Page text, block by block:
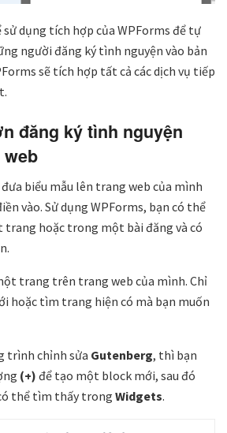
sử dụng tích hợp của WPForms để tự
người đăng ký tình nguyện vào bản
sẽ tích hợp tất cả các dịch vụ tiếp
đăng ký tình nguyện
đưa biểu mẫu lên trang web của mình
vào. Sử dụng WPForms, bạn có thể
trang hoặc trong một bài đăng và có
trang trên trang web của mình. Chỉ
hoặc tìm trang hiện có mà bạn muốn
trình chỉnh sửa Gutenberg, thì bạn
(+) để tạo một block mới, sau đó
thể tìm thấy trong Widgets.